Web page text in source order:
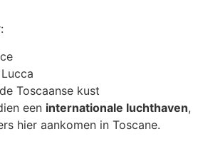
Toscaanse kust
een internationale luchthaven,
hier aankomen in Toscane.